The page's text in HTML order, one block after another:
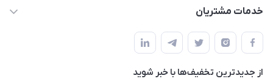
حساب کاربری
لیست محصولات
درباره ما
خدمات مشتریان
قوانین و مقررات
حریم خصوصی
راهنما
از جدید‌ترین تخفیف‌ها با‌ خبر شوید